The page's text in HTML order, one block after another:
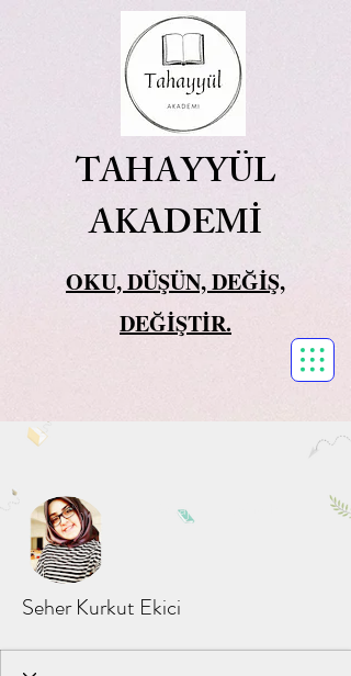
TAHAYYÜL
AKADEMİ
OKU, DÜŞÜN, DEĞİŞ,
DEĞİŞTİR.
Mesaj
Seher Kurkut Ekici